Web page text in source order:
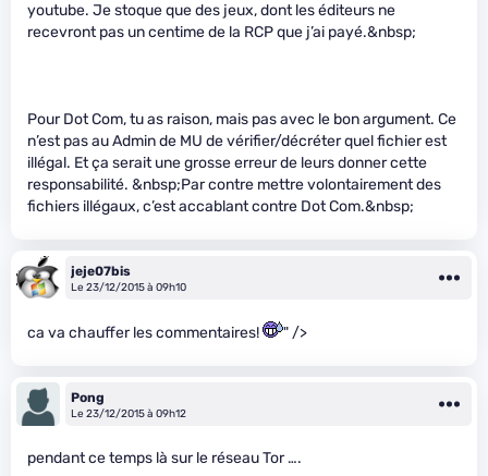
youtube. Je stoque que des jeux, dont les éditeurs ne
recevront pas un centime de la RCP que j’ai payé.&nbsp;
Pour Dot Com, tu as raison, mais pas avec le bon argument. Ce
n’est pas au Admin de MU de vérifier/décréter quel fichier est
illégal. Et ça serait une grosse erreur de leurs donner cette
responsabilité. &nbsp;Par contre mettre volontairement des
fichiers illégaux, c’est accablant contre Dot Com.&nbsp;
jeje07bis
Le 23/12/2015 à 09h10
ca va chauffer les commentaires! " />
Pong
Le 23/12/2015 à 09h12
pendant ce temps là sur le réseau Tor ….